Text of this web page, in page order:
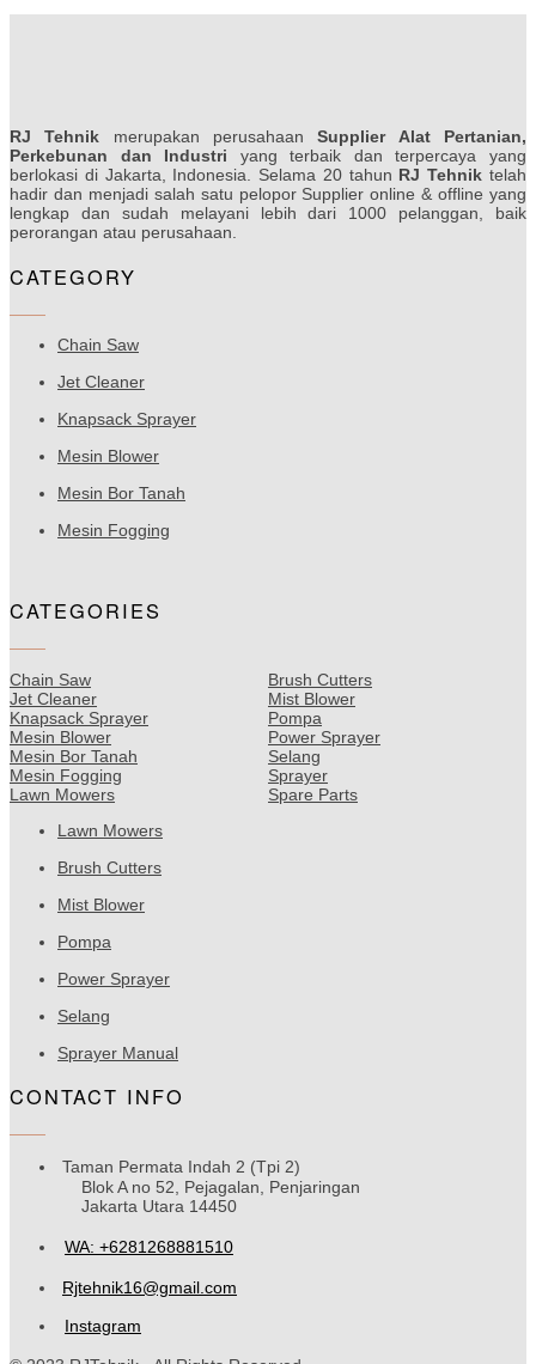
RJ Tehnik merupakan perusahaanSupplier Alat Pertanian,
Perkebunan dan Industri yang terbaik dan terpercaya yang
berlokasi di Jakarta, Indonesia. Selama 20 tahun RJ Tehnik telah
hadir dan menjadi salah satu pelopor Supplier online & offline yang
lengkap dan sudah melayani lebih dari 1000 pelanggan, baik
perorangan atau perusahaan.
CATEGORY
Chain Saw
Jet Cleaner
Knapsack Sprayer
Mesin Blower
Mesin Bor Tanah
Mesin Fogging
CATEGORIES
Chain Saw
Jet Cleaner
Knapsack Sprayer
Mesin Blower
Mesin Bor Tanah
Mesin Fogging
Lawn Mowers
Brush Cutters
Mist Blower
Pompa
Power Sprayer
Selang
Sprayer
Spare Parts
Lawn Mowers
Brush Cutters
Mist Blower
Pompa
Power Sprayer
Selang
Sprayer Manual
CONTACT INFO
Taman Permata Indah 2 (Tpi 2)
Blok A no 52, Pejagalan, Penjaringan
Jakarta Utara 14450
WA: +6281268881510
Rjtehnik16@gmail.com
Instagram